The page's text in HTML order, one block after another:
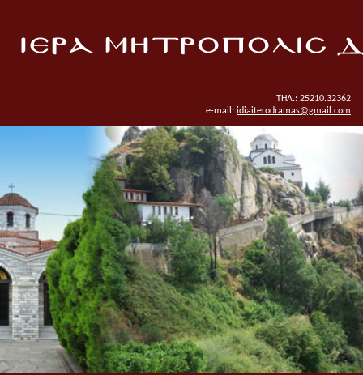
ΤΗΛ.: 25210.32362
e-mail: idiaiterodramas@gmail.com